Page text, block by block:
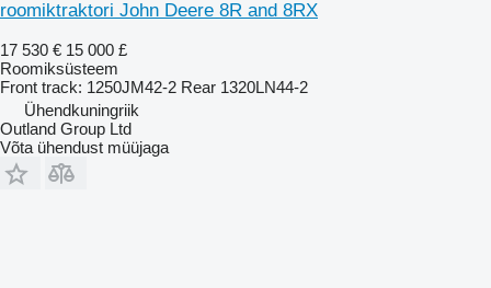
roomiktraktori John Deere 8R and 8RX
17 530 € 15 000 £
Roomiksüsteem
Front track: 1250JM42-2 Rear 1320LN44-2
Ühendkuningriik
Outland Group Ltd
Võta ühendust müüjaga